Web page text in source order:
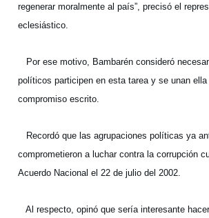
regenerar moralmente al país”, precisó el
eclesiástico.
Por ese motivo, Bambarén consideró
políticos participen en esta tarea y se unan
compromiso escrito.
Recordó que las agrupaciones políticas ya
comprometieron a luchar contra la corrupción
Acuerdo Nacional el 22 de julio del 2002.
Al respecto, opinó que sería interesante